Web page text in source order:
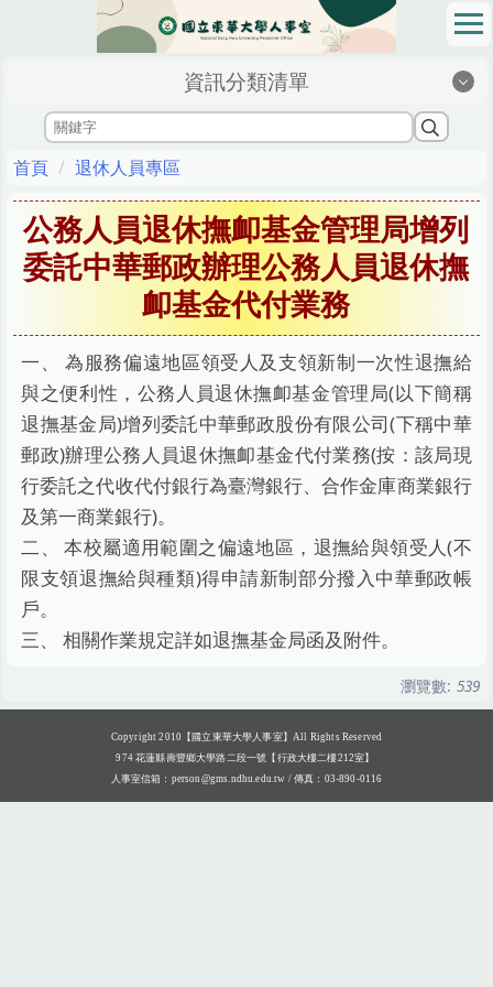
區
資訊分類清單
首頁 退休人員專區
公務人員退休撫卹基金管理局增列
委託中華郵政辦理公務人員退休撫
卹基金代付業務
一、 為服務偏遠地區領受人及支領新制一次性退撫給
與之便利性，公務人員退休撫卹基金管理局(以下簡稱
退撫基金局)增列委託中華郵政股份有限公司(下稱中華
郵政)辦理公務人員退休撫卹基金代付業務(按：該局現
行委託之代收代付銀行為臺灣銀行、合作金庫商業銀行
及第一商業銀行)。
二、 本校屬適用範圍之偏遠地區，退撫給與領受人(不
限支領退撫給與種類)得申請新制部分撥入中華郵政帳
戶。
三、 相關作業規定詳如退撫基金局函及附件。
瀏覽數: 539
Copyright 2010【國立東華大學人事室】All Rights Reserved
974 花蓮縣壽豐鄉大學路二段一號【行政大樓二樓212室】
人事室信箱： person@gms.ndhu.edu.tw / 傳真：03-890-0116